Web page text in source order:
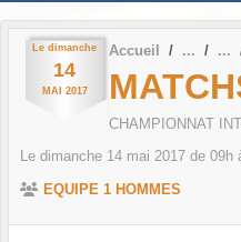
Le dimanche
14
MAI 2017
Accueil
CHAMPIONNAT
Le dimanche 14 mai 2017 de 09h
EQUIPE 1 HOMMES